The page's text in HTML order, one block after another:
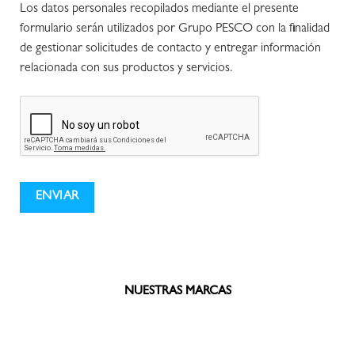
Los datos personales recopilados mediante el presente
formulario serán utilizados por Grupo PESCO con la finalidad
de gestionar solicitudes de contacto y entregar información
relacionada con sus productos y servicios.
NUESTRAS MARCAS